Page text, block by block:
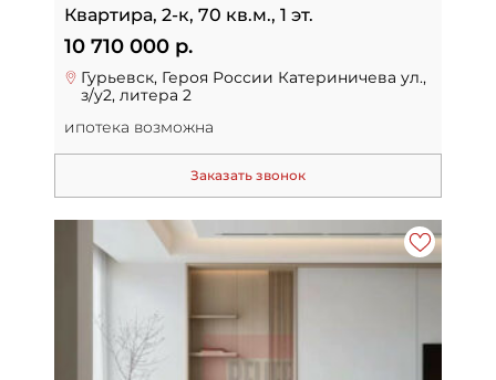
Квартира, 2-к, 70 кв.м., 1 эт.
10 710 000 р.
Гурьевск, Героя России Катериничева ул.,
з/у2, литера 2
ипотека возможна
Заказать звонок